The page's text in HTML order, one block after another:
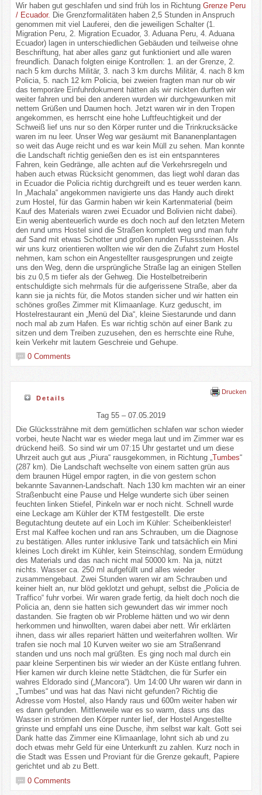
Wir haben gut geschlafen und sind früh los in Richtung Grenze Peru
/ Ecuador. Die Grenzformalitäten haben 2,5 Stunden in Anspruch
genommen mit viel Lauferei, den die jeweiligen Schalter (1.
Migration Peru, 2. Migration Ecuador, 3. Aduana Peru, 4. Aduana
Ecuador) lagen in unterschiedlichen Gebäuden und teilweise ohne
Beschriftung, hat aber alles ganz gut funktioniert und alle waren
freundlich. Danach folgten einige Kontrollen: 1. an der Grenze, 2.
nach 5 km durchs Militär, 3. nach 3 km durchs Militär, 4. nach 8 km
Policia, 5. nach 12 km Policia, bei zweien fragten man nur ob wir
das temporäre Einfuhrdokument hätten als wir nickten durften wir
weiter fahren und bei den anderen wurden wir durchgewunken mit
nettem Grüßen und Daumen hoch. Jetzt waren wir in den Tropen
angekommen, es herrscht eine hohe Luftfeuchtigkeit und der
Schweiß lief uns nur so den Körper runter und die Trinkrucksäcke
waren im nu leer. Unser Weg war gesäumt mit Bananenplantagen
so weit das Auge reicht und es war kein Müll zu sehen. Man konnte
die Landschaft richtig genießen den es ist ein entspannteres
Fahren, kein Gedränge, alle achten auf die Verkehrsregeln und
haben auch etwas Rücksicht genommen, das liegt wohl daran das
in Ecuador die Policia richtig durchgreift und es teuer werden kann.
In „Machala“ angekommen navigierte uns das Handy auch direkt
zum Hostel, für das Garmin haben wir kein Kartenmaterial (beim
Kauf des Materials waren zwei Ecuador und Bolivien nicht dabei).
Ein wenig abenteuerlich wurde es doch noch auf den letzten Metern
den rund ums Hostel sind die Straßen komplett weg und man fuhr
auf Sand mit etwas Schotter und großen runden Flusssteinen. Als
wir uns kurz orientieren wollten wie wir den die Zufahrt zum Hostel
nehmen, kam schon ein Angestellter rausgesprungen und zeigte
uns den Weg, denn die ursprüngliche Straße lag an einigen Stellen
bis zu 0,5 m tiefer als der Gehweg. Die Hostelbetreiberin
entschuldigte sich mehrmals für die aufgerissene Straße, aber da
kann sie ja nichts für, die Motos standen sicher und wir hatten ein
schönes großes Zimmer mit Klimaanlage. Kurz geduscht, im
Hostelrestaurant ein „Menü del Dia“, kleine Siestarunde und dann
noch mal ab zum Hafen. Es war richtig schön auf einer Bank zu
sitzen und dem Treiben zuzusehen, den es herrschte eine Ruhe,
kein Verkehr mit lautem Geschreie und Gehupe.
0 Comments
Drucken
Details
Tag 55 – 07.05.2019
Die Glückssträhne mit dem gemütlichen schlafen war schon wieder
vorbei, heute Nacht war es wieder mega laut und im Zimmer war es
drückend heiß. So sind wir um 07:15 Uhr gestartet und um diese
Uhrzeit auch gut aus „Piura“ rausgekommen, in Richtung „Tumbes“
(287 km). Die Landschaft wechselte von einem satten grün aus
dem braunen Hügel empor ragten, in die von gestern schon
bekannte Savannen-Landschaft. Nach 130 km machten wir an einer
Straßenbucht eine Pause und Helge wunderte sich über seinen
feuchten linken Stiefel, Pinkeln war er noch nicht. Schnell wurde
eine Leckage am Kühler der KTM festgestellt. Die erste
Begutachtung deutete auf ein Loch im Kühler: Scheibenkleister!
Erst mal Kaffee kochen und ran ans Schrauben, um die Diagnose
zu bestätigen. Alles runter inklusive Tank und tatsächlich ein Mini
kleines Loch direkt im Kühler, kein Steinschlag, sondern Ermüdung
des Materials und das nach nicht mal 50000 km. Na ja, nützt
nichts. Wasser ca. 250 ml aufgefüllt und alles wieder
zusammengebaut. Zwei Stunden waren wir am Schrauben und
keiner hielt an, nur blöd geklotzt und gehupt, selbst die „Policia de
Traffico“ fuhr vorbei. Wir waren grade fertig, da hielt doch noch die
Policia an, denn sie hatten sich gewundert das wir immer noch
dastanden. Sie fragten ob wir Probleme hätten und wo wir denn
herkommen und hinwollten, waren dabei aber nett. Wir erklärten
ihnen, dass wir alles repariert hätten und weiterfahren wollten. Wir
trafen sie noch mal 10 Kurven weiter wo sie am Straßenrand
standen und uns noch mal grüßten. Es ging noch mal durch ein
paar kleine Serpentinen bis wir wieder an der Küste entlang fuhren.
Hier kamen wir durch kleine nette Städtchen, die für Surfer ein
wahres Eldorado sind („Mancora“). Um 14:00 Uhr waren wir dann in
„Tumbes“ und was hat das Navi nicht gefunden? Richtig die
Adresse vom Hostel, also Handy raus und 600m weiter haben wir
es dann gefunden. Mittlerweile war es so warm, dass uns das
Wasser in strömen den Körper runter lief, der Hostel Angestellte
grinste und empfahl uns eine Dusche, ihm selbst war kalt. Gott sei
Dank hatte das Zimmer eine Klimaanlage, lohnt sich ab und zu
doch etwas mehr Geld für eine Unterkunft zu zahlen. Kurz noch in
die Stadt was Essen und Proviant für die Grenze gekauft, Papiere
gerichtet und ab zu Bett.
0 Comments